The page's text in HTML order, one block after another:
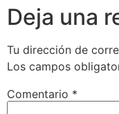
Deja una
Tu dirección de
Los campos
Comentario *